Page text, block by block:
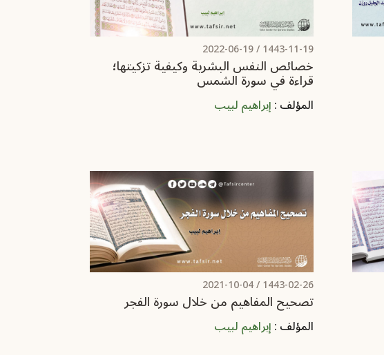
1443-11-19 /
2022-06-19
خصائص النفس البشرية وكيفية تزكيتها؛
قراءة في سورة الشمس
المؤلف :إبراهيم لبيب
1443-02-26 /
2021-10-04
تصحيح المفاهيم من خلال سورة الفجر
المؤلف :إبراهيم لبيب